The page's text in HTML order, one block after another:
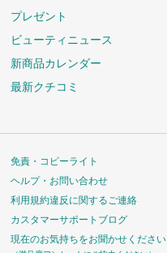
プレゼント
ビューティニュース
新商品カレンダー
最新クチコミ
免責・コピーライト
ヘルプ・お問い合わせ
利用規約違反に関するご連絡
カスタマーサポートブログ
現在のお気持ちをお聞かせください